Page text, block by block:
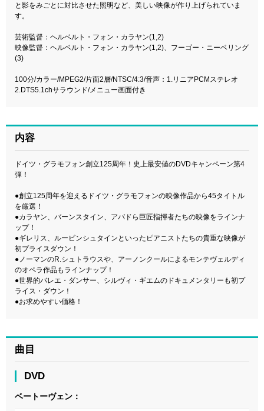
と影をみごとに対比させた照明など、美しい映像が作り上げられていま
す。
芸術監督：ヘルベルト・フォン・カラヤン(1,2)
映像監督：ヘルベルト・フォン・カラヤン(1,2)、フーゴー・ニーベリング
(3)
100分/カラー/MPEG2/片面2層/NTSC/4:3/音声：1.リニアPCMステレオ
2.DTS5.1chサラウンド/メニュー画面付き
内容
ドイツ・グラモフォン創立125周年！史上最安値のDVDキャンペーン第4
弾！
●創立125周年を迎えるドイツ・グラモフォンの映像作品から45タイトル
を厳選！
●カラヤン、バーンスタイン、アバドら巨匠指揮者たちの映像をラインナ
ップ！
●ギレリス、ルービンシュタインといったピアニストたちの貴重な映像が
初プライスダウン！
●ノーマンのR.シュトラウスや、アーノンクールによるモンテヴェルディ
のオペラ作品もラインナップ！
●世界的バレエ・ダンサー、シルヴィ・ギエムのドキュメンタリーも初プ
ライス・ダウン！
●お求めやすい価格！
曲目
DVD
ベートーヴェン：